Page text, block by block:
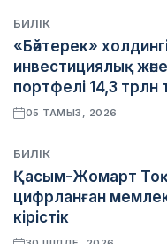
БИЛІК
«Бәйтерек»
инвестициялық
портфелі 14,3 трлн
05 ТАМЫЗ, 2026
БИЛІК
Қасым-Жомарт
цифрланған
кірістік